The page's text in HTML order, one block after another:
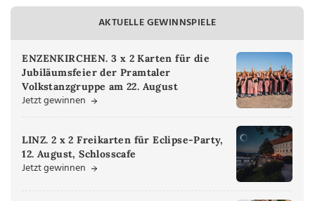
AKTUELLE GEWINNSPIELE
ENZENKIRCHEN. 3 x 2 Karten für die
Jubiläumsfeier der Pramtaler
Volkstanzgruppe am 22. August
Jetzt gewinnen
LINZ. 2 x 2 Freikarten für Eclipse-Party,
12. August, Schlosscafe
Jetzt gewinnen